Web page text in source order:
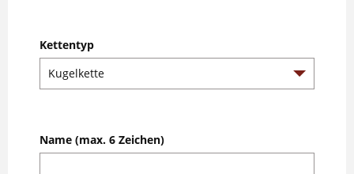
Kettentyp
Name (max. 6 Zeichen)